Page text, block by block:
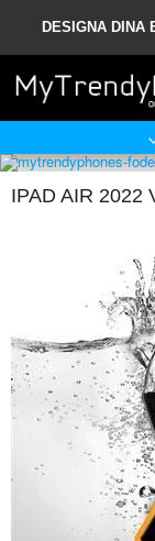
DESIGNA DINA
IPAD AIR 2022